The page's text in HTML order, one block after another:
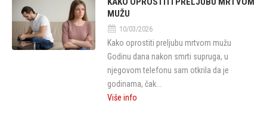
MUŽU
10/03/2026
Kako oprostiti preljubu mrtvom mužu
Godinu dana nakon smrti supruga, u
njegovom telefonu sam otkrila da je
godinama, čak...
Više info